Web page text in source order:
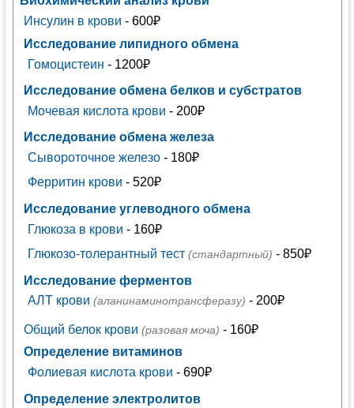
Инсулин в крови - 600₽
Исследование липидного обмена
Гомоцистеин - 1200₽
Исследование обмена белков и субстратов
Мочевая кислота крови - 200₽
Исследование обмена железа
Сывороточное железо- 180₽
Ферритин крови - 520₽
Исследование углеводного обмена
Глюкоза в крови - 160₽
Глюкозо-толерантный тест (стандартный) - 850₽
Исследование ферментов
АЛТ крови (аланинаминотрансферазу) - 200₽
Общий белок крови (разовая моча) - 160₽
Определение витаминов
Фолиевая кислота крови - 690₽
Определение электролитов